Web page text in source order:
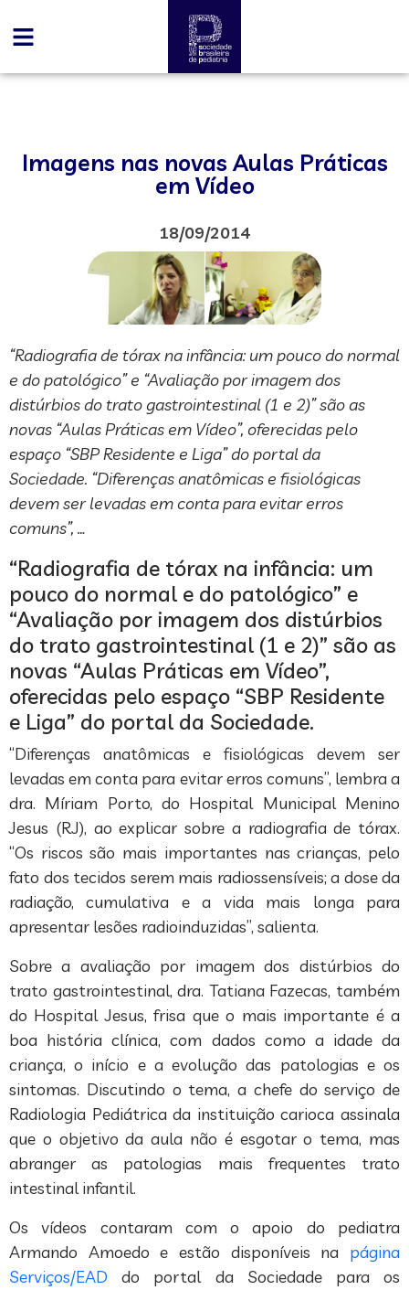
Imagens nas novas Aulas Práticas
em Vídeo
18/09/2014
“Radiografia de tórax na infância: um pouco do normal
e do patológico” e “Avaliação por imagem dos
distúrbios do trato gastrointestinal (1 e 2)” são as
novas “Aulas Práticas em Vídeo”, oferecidas pelo
espaço “SBP Residente e Liga” do portal da
Sociedade. “Diferenças anatômicas e fisiológicas
devem ser levadas em conta para evitar erros
comuns”, …
“Radiografia de tórax na infância: um
pouco do normal e do patológico” e
“Avaliação por imagem dos distúrbios
do trato gastrointestinal (1 e 2)” são as
novas “Aulas Práticas em Vídeo”,
oferecidas pelo espaço “SBP Residente
e Liga” do portal da Sociedade.
“Diferenças anatômicas e fisiológicas devem ser
levadas em conta para evitar erros comuns”, lembra a
dra. Míriam Porto, do Hospital Municipal Menino
Jesus (RJ), ao explicar sobre a radiografia de tórax.
“Os riscos são mais importantes nas crianças, pelo
fato dos tecidos serem mais radiossensíveis; a dose da
radiação, cumulativa e a vida mais longa para
apresentar lesões radioinduzidas”, salienta.
Sobre a avaliação por imagem dos distúrbios do
trato gastrointestinal, dra. Tatiana Fazecas, também
do Hospital Jesus, frisa que o mais importante é a
boa história clínica, com dados como a idade da
criança, o início e a evolução das patologias e os
sintomas. Discutindo o tema, a chefe do serviço de
Radiologia Pediátrica da instituição carioca assinala
que o objetivo da aula não é esgotar o tema, mas
abranger as patologias mais frequentes trato
intestinal infantil.
Os vídeos contaram com o apoio do pediatra
Armando Amoedo e estão disponíveis na página
Serviços/EAD do portal da Sociedade para os